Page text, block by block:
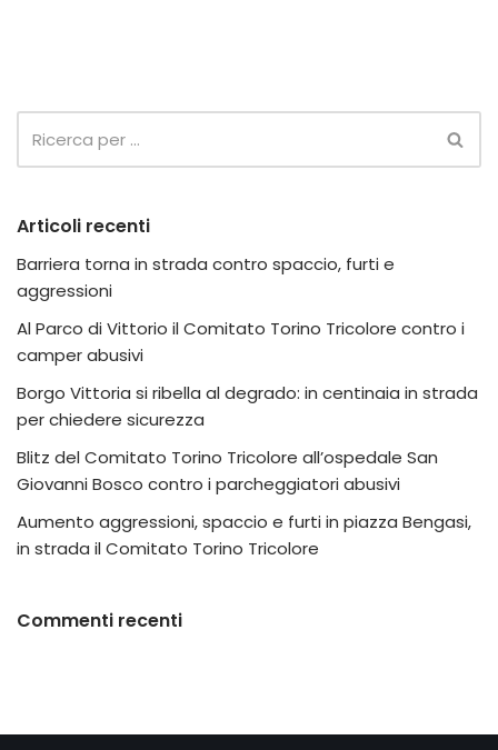
Articoli recenti
Barriera torna in strada contro spaccio, furti e
aggressioni
Al Parco di Vittorio il Comitato Torino Tricolore contro i
camper abusivi
Borgo Vittoria si ribella al degrado: in centinaia in strada
per chiedere sicurezza
Blitz del Comitato Torino Tricolore all’ospedale San
Giovanni Bosco contro i parcheggiatori abusivi
Aumento aggressioni, spaccio e furti in piazza Bengasi,
in strada il Comitato Torino Tricolore
Commenti recenti